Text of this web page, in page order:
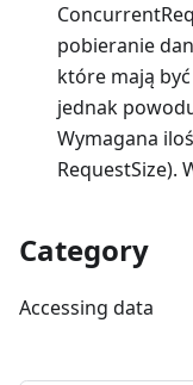
pobieranie
które mają
jednak
Wymagana
RequestSize).
Category
Accessing data